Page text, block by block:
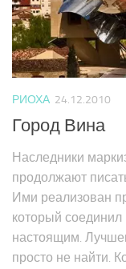
РИОХА 24.12.2010
Город Вина
Наследники
продолжают
Ими реализован
который
настоящим.
просто не найти.